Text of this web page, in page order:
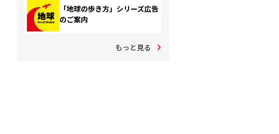
「地球の歩き方」シリーズ広告
のご案内
もっと見る